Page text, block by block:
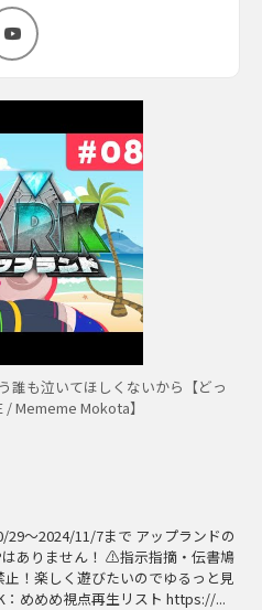
誰も泣いてほしくないから【どっ
/ Mememe Mokota】
～2024/11/7まで アップランドの
ありません！ ⚠️指示指摘・伝書鳩
！楽しく遊びたいのでゆるっと見
めめめ視点再生リスト https://...